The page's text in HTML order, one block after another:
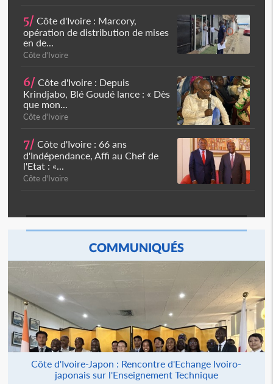
5/ Côte d'Ivoire : Marcory,
opération de distribution de mises
en de...
Côte d'Ivoire
6/ Côte d'Ivoire : Depuis
Krindjabo, Blé Goudé lance : « Dès
que mon...
Côte d'Ivoire
7/ Côte d'Ivoire : 66 ans
d'Indépendance, Affi au Chef de
l'Etat : «...
Côte d'Ivoire
COMMUNIQUÉS
Côte d'Ivoire-Japon : Rencontre d'Echange Ivoiro-
japonais sur l'Enseignement Technique